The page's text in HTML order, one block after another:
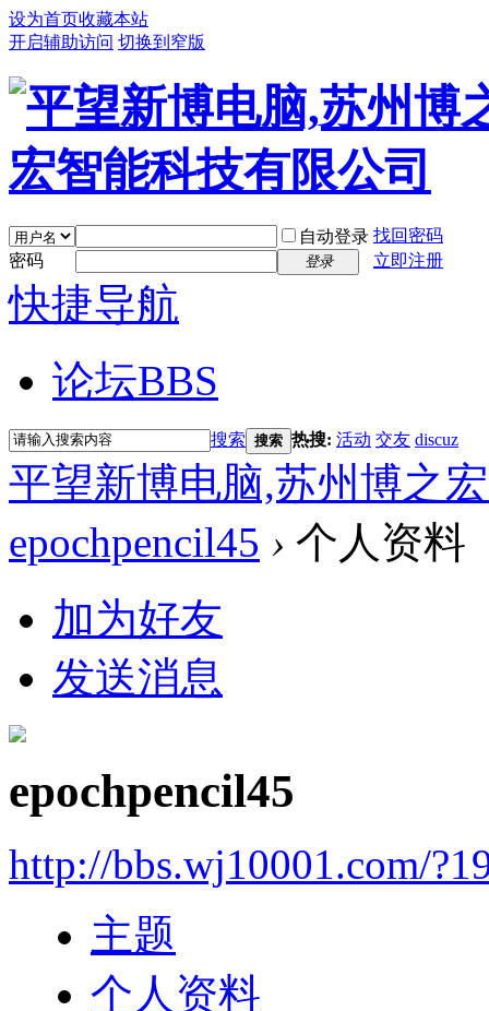
设为首页收藏本站
开启辅助访问 切换到窄版
自动登录 找回密码
密码
登录 立即注册
快捷导航
论坛BBS
搜索 搜索 热搜: 活动 交友 discuz
平望新博电脑,苏州博之
epochpencil45 › 个人资料
加为好友
发送消息
epochpencil45
http://bbs.wj10001.com/
主题
个人资料